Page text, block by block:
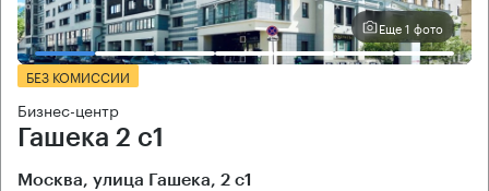
Еще 1 фото
БЕЗ КОМИССИИ
Бизнес-центр
Гашека 2 с1
Москва, улица Гашека, 2 с1